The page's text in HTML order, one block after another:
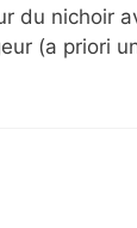
du nichoir
(a priori